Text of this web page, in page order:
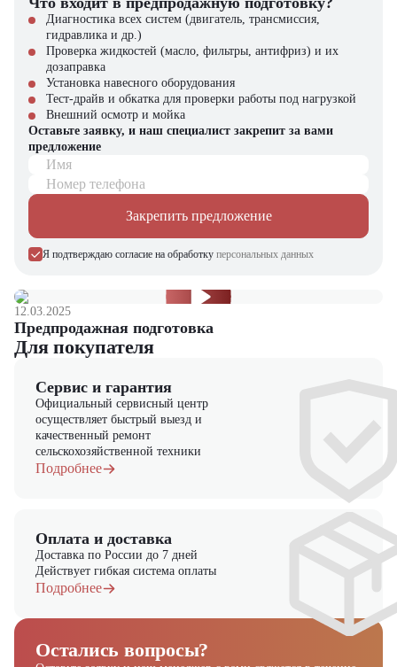
У нас вы найдете: широкий выбор спецтехники, вилочных
погрузчиков, малой складской техники, навесного оборудования,
запчасти для долгосрочной эксплуатации, профессиональные
консультации по выбору техники.
Диагностика всех систем (двигатель, трансмиссия,
гидравлика и др.)
Проверка жидкостей (масло, фильтры, антифриз) и их
дозаправка
Установка навесного оборудования
Тест-драйв и обкатка для проверки работы под нагрузкой
Внешний осмотр и мойка
Оставьте заявку, и наш специалист закрепит за вами
предложение
Имя
Номер телефона
Закрепить предложение
Я подтверждаю согласие на обработку персональных данных
12.03.2025
Предпродажная подготовка
Для покупателя
Сервис и гарантия
Официальный сервисный центр
осуществляет быстрый выезд и
качественный ремонт
сельскохозяйственной техники
Подробнее
Оплата и доставка
Доставка по России до 7 дней
Действует гибкая система оплаты
Подробнее
Остались вопросы?